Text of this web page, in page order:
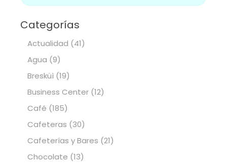
Categorías
Actualidad (41)
Agua (9)
Bresküì (19)
Business Center (12)
Café (185)
Cafeteras (30)
Cafeterías y Bares (21)
Chocolate (13)